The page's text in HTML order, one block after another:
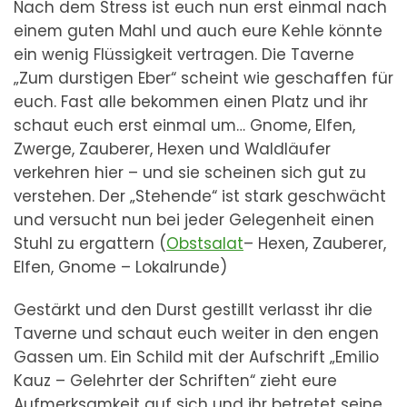
Nach dem Stress ist euch nun erst einmal nach
einem guten Mahl und auch eure Kehle könnte
ein wenig Flüssigkeit vertragen. Die Taverne
„Zum durstigen Eber“ scheint wie geschaffen für
euch. Fast alle bekommen einen Platz und ihr
schaut euch erst einmal um… Gnome, Elfen,
Zwerge, Zauberer, Hexen und Waldläufer
verkehren hier – und sie scheinen sich gut zu
verstehen. Der „Stehende“ ist stark geschwächt
und versucht nun bei jeder Gelegenheit einen
Stuhl zu ergattern (Obstsalat– Hexen, Zauberer,
Elfen, Gnome – Lokalrunde)
Gestärkt und den Durst gestillt verlasst ihr die
Taverne und schaut euch weiter in den engen
Gassen um. Ein Schild mit der Aufschrift „Emilio
Kauz – Gelehrter der Schriften“ zieht eure